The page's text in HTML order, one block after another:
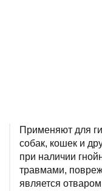
Применяют для
собак, кошек и
при наличии
травмами,
является